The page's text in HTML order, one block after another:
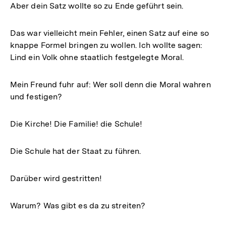
Aber dein Satz wollte so zu Ende geführt sein.
Das war vielleicht mein Fehler, einen Satz auf eine so
knappe Formel bringen zu wollen. Ich wollte sagen:
Lind ein Volk ohne staatlich festgelegte Moral.
Mein Freund fuhr auf: Wer soll denn die Moral wahren
und festigen?
Die Kirche! Die Familie! die Schule!
Die Schule hat der Staat zu führen.
Darüber wird gestritten!
Warum? Was gibt es da zu streiten?